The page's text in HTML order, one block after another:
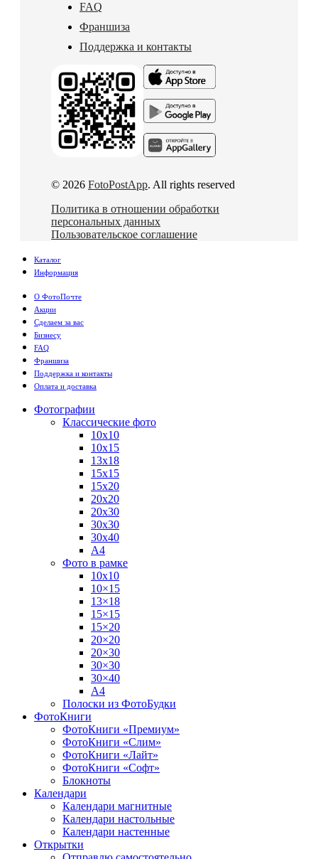
FAQ
Франшиза
Поддержка и контакты
© 2026 FotoPostApp. All rights reserved
Политика в отношении обработки
персональных данных
Пользовательское соглашение
Каталог
Информация
О ФотоПочте
Акции
Сделаем за вас
Бизнесу
FAQ
Франшиза
Поддержка и контакты
Оплата и доставка
Фотографии
Классические фото
10х10
10х15
13х18
15х15
15х20
20х20
20х30
30х30
30х40
А4
Фото в рамке
10х10
10×15
13×18
15×15
15×20
20×20
20×30
30×30
30×40
A4
Полоски из ФотоБудки
ФотоКниги
ФотоКниги «Премиум»
ФотоКниги «Слим»
ФотоКниги «Лайт»
ФотоКниги «Софт»
Блокноты
Календари
Календари магнитные
Календари настольные
Календари настенные
Открытки